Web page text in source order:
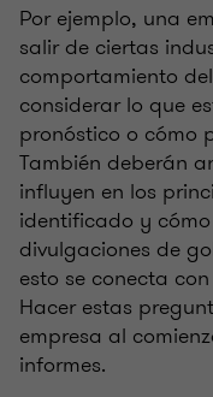
Por ejemplo, una
salir de ciertas
comportamiento
considerar lo que
pronóstico o cómo
También deberán
influyen en los
identificado y
divulgaciones de
esto se conecta
Hacer estas
empresa al
informes.